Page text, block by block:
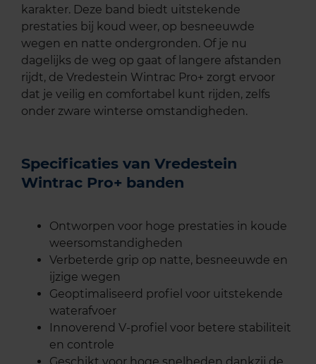
karakter. Deze band biedt uitstekende
prestaties bij koud weer, op besneeuwde
wegen en natte ondergronden. Of je nu
dagelijks de weg op gaat of langere afstanden
rijdt, de Vredestein Wintrac Pro+ zorgt ervoor
dat je veilig en comfortabel kunt rijden, zelfs
onder zware winterse omstandigheden.
Specificaties van Vredestein
Wintrac Pro+ banden
Ontworpen voor hoge prestaties in koude
weersomstandigheden
Verbeterde grip op natte, besneeuwde en
ijzige wegen
Geoptimaliseerd profiel voor uitstekende
waterafvoer
Innoverend V-profiel voor betere stabiliteit
en controle